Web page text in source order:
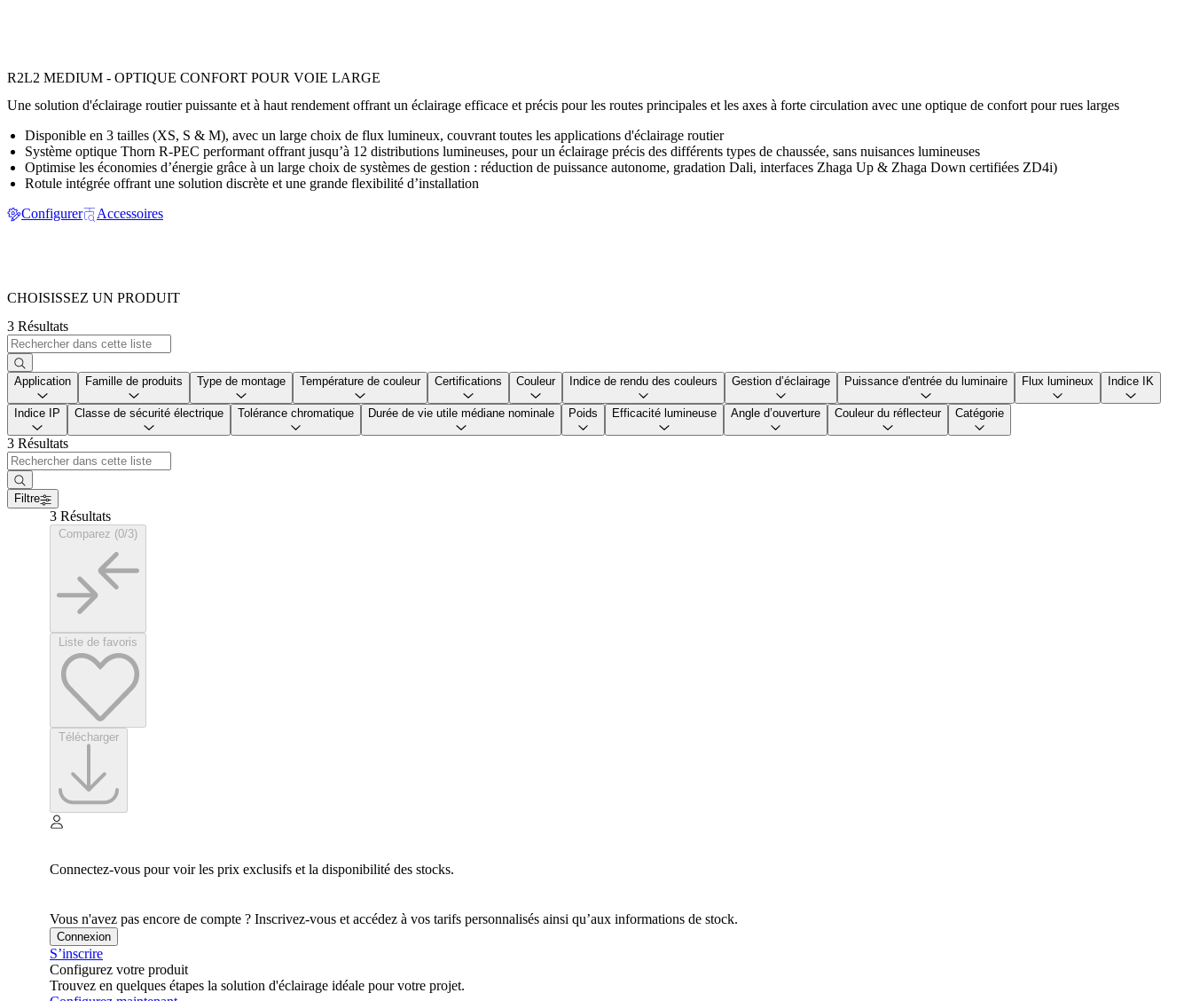
R2L2 MEDIUM - OPTIQUE CONFORT POUR VOIE LARGE
Une solution d'éclairage routier puissante et à haut rendement offrant un éclairage efficace et précis pour les routes principales et les axes à forte circulation avec une optique de confort pour rues larges
Disponible en 3 tailles (XS, S & M), avec un large choix de flux lumineux, couvrant toutes les applications d'éclairage routier
Système optique Thorn R-PEC performant offrant jusqu’à 12 distributions lumineuses, pour un éclairage précis des différents types de chaussée, sans nuisances lumineuses
Optimise les économies d’énergie grâce à un large choix de systèmes de gestion : réduction de puissance autonome, gradation Dali, interfaces Zhaga Up & Zhaga Down certifiées ZD4i)
Rotule intégrée offrant une solution discrète et une grande flexibilité d’installation
Configurer
Accessoires
CHOISISSEZ UN PRODUIT
3 Résultats
Application Famille de produits Type de montage Température de couleur Certifications Couleur Indice de rendu des couleurs Gestion d’éclairage Puissance d'entrée du luminaire Flux lumineux Indice IK
Indice IP Classe de sécurité électrique Tolérance chromatique Durée de vie utile médiane nominale Poids Efficacité lumineuse Angle d’ouverture Couleur du réflecteur Catégorie
3 Résultats
Filtre
3 Résultats
Connectez-vous pour voir les prix exclusifs et la disponibilité des stocks.
Vous n'avez pas encore de compte ? Inscrivez-vous et accédez à vos tarifs personnalisés ainsi qu’aux informations de stock.
Connexion
S’inscrire
Configurez votre produit
Trouvez en quelques étapes la solution d'éclairage idéale pour votre projet.